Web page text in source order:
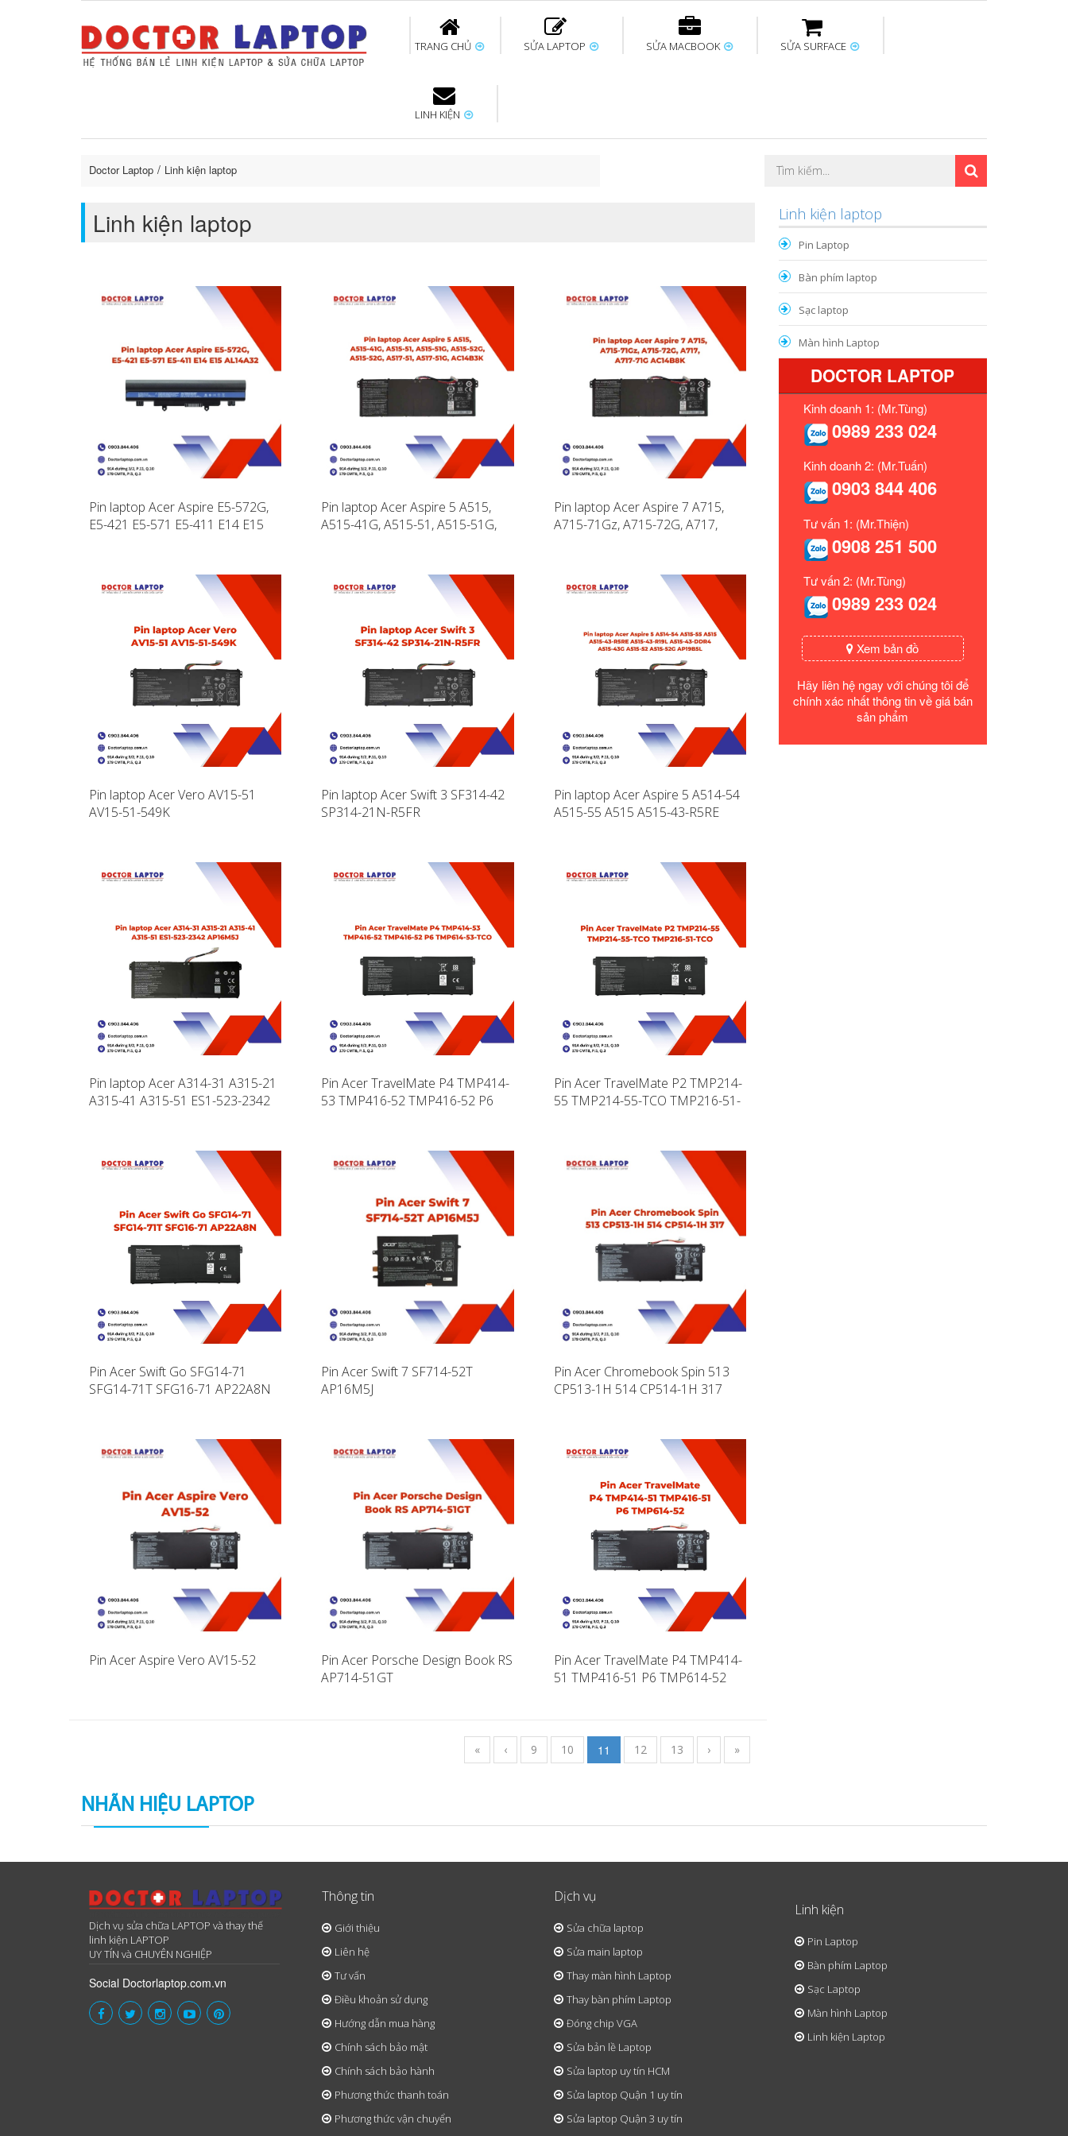
TRANG CHỦ SỬA LAPTOP
Sửa Laptop uy tín Thay bàn phím Thay màn hình Thay Pin Laptop
SỬA MACBOOK
Sửa Macbook uy tín Thay pin Macbook Thay màn hình Thay bàn phím
SỬA SURFACE
Thay pin Surface Sửa Surface không Thay sạc Surface Sửa Mainboard
LINH KIỆN
Doctor Laptop Linh kiện laptop
Linh kiện laptop
Pin laptop Acer Aspire E5-572G,
E5-421 E5-571 E5-411 E14 E15
Pin laptop Acer Aspire 5 A515,
A515-41G, A515-51, A515-51G,
Pin laptop Acer Aspire 7 A715,
A715-71Gz, A715-72G, A717,
Pin laptop Acer Vero AV15-51
AV15-51-549K
Pin laptop Acer Swift 3 SF314-42
SP314-21N-R5FR
Pin laptop Acer Aspire 5 A514-54
A515-55 A515 A515-43-R5RE
Pin laptop Acer A314-31 A315-21
A315-41 A315-51 ES1-523-2342
Pin Acer TravelMate P4 TMP414-
53 TMP416-52 TMP416-52 P6
Pin Acer TravelMate P2 TMP214-
55 TMP214-55-TCO TMP216-51-
Pin Acer Swift Go SFG14-71
SFG14-71T SFG16-71 AP22A8N
Pin Acer Swift 7 SF714-52T
AP16M5J
Pin Acer Chromebook Spin 513
CP513-1H 514 CP514-1H 317
Pin Acer Aspire Vero AV15-52
Pin Acer Porsche Design Book RS
AP714-51GT
Pin Acer TravelMate P4 TMP414-
51 TMP416-51 P6 TMP614-52
« ‹ 9 10 11 12 13 › »
Linh kiện laptop
Pin Laptop
Bàn phím laptop
Sạc laptop
Màn hình Laptop
DOCTOR LAPTOP
Kinh doanh 1: (Mr.Tùng)
0989 233 024
Kinh doanh 2: (Mr.Tuấn)
0903 844 406
Tư vấn 1: (Mr.Thiện)
0908 251 500
Tư vấn 2: (Mr.Tùng)
0989 233 024
Xem bản đồ
Hãy liên hệ ngay với chúng tôi để
chính xác nhất thông tin về giá bán
sản phẩm
NHÃN HIỆU LAPTOP
Dịch vụ sửa chữa LAPTOP và thay thế
linh kiện LAPTOP
UY TÍN và CHUYÊN NGHIỆP
Social Doctorlaptop.com.vn
Thông tin
Giới thiệu
Liên hệ
Tư vấn
Điều khoản sử dụng
Hướng dẫn mua hàng
Chính sách bảo mật
Chính sách bảo hành
Phương thức thanh toán
Phương thức vận chuyển
Dịch vụ
Sửa chữa laptop
Sửa main laptop
Thay màn hình Laptop
Thay bàn phím Laptop
Đóng chip VGA
Sửa bản lề Laptop
Sửa laptop uy tín HCM
Sửa laptop Quận 1 uy tín
Sửa laptop Quận 3 uy tín
Linh kiện
Pin Laptop
Bàn phím Laptop
Sạc Laptop
Màn hình Laptop
Linh kiện Laptop